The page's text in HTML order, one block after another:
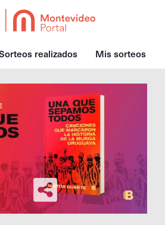
realizados Mis sorteos